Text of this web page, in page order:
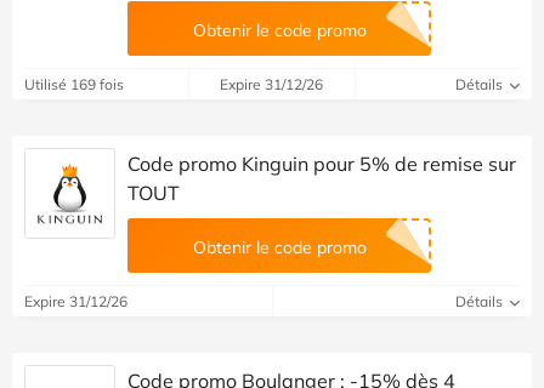
Obtenir le code promo
Utilisé 169 fois Expire 31/12/26 Détails
Code promo Kinguin pour 5% de remise sur
TOUT
Obtenir le code promo
Expire 31/12/26 Détails
Code promo Boulanger : -15% dès 4